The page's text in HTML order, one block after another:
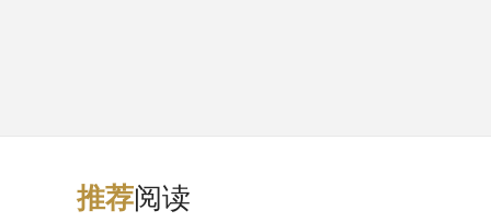
推荐阅读